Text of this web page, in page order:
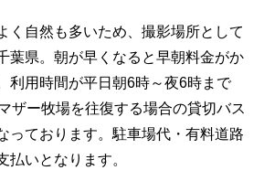
く自然も多いため、撮影場所として
葉県。朝が早くなると早朝料金がか
利用時間が平日朝6時～夜6時まで
ザー牧場を往復する場合の貸切バス
っております。駐車場代・有料道路
払いとなります。